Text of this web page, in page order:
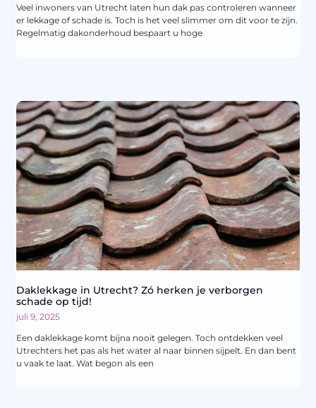
Veel inwoners van Utrecht laten hun dak pas controleren wanneer
er lekkage of schade is. Toch is het veel slimmer om dit voor te zijn.
Regelmatig dakonderhoud bespaart u hoge
Daklekkage in Utrecht? Zó herken je verborgen
schade op tijd!
juli 9, 2025
Een daklekkage komt bijna nooit gelegen. Toch ontdekken veel
Utrechters het pas als het water al naar binnen sijpelt. En dan bent
u vaak te laat. Wat begon als een